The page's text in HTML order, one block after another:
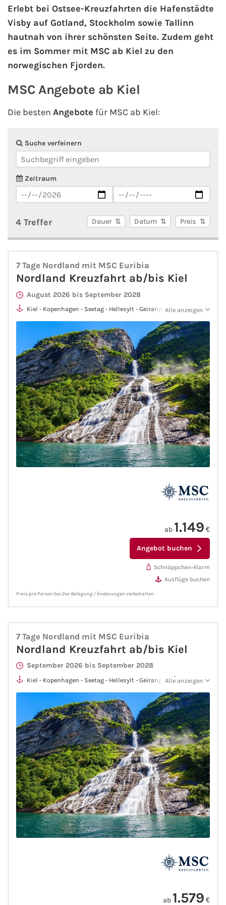
AIDA Kanaren & Madeira
AIDA Nordeuropa
AIDA Orient
AIDA Adria
Alle AIDA Häfen
Mein Schiff Reiseziele
Mein Schiff Karibik
Mein Schiff Kanaren
Mein Schiff Norwegen
Mein Schiff Mittelmeer
Mein Schiff Westeuropa
Mein Schiff Orient
Mittelmeer-Kreuzfahrt
Karibik-Kreuzfahrt
Ostsee-Kreuzfahrt
Westeuropa-Kreuzfahrt
Norwegen-Kreuzfahrt
Orient-Kreuzfahrt
Weltreise-Kreuzfahrt
Reedereien
AIDA Cruises
Erlebt bei Ostsee-Kreuzfahrten die Hafenstädte
Visby auf Gotland, Stockholm sowie Tallinn
hautnah von ihrer schönsten Seite. Zudem geht
es im Sommer mit MSC ab Kiel zu den
norwegischen Fjorden.
MSC Angebote ab Kiel
Die besten Angebote für MSC ab Kiel:
Suche verfeinern
Zeitraum
4 Treffer Dauer Datum Preis
7 Tage Nordland mit MSC Euribia
Nordland Kreuzfahrt ab/bis Kiel
August 2026 bis September 2028
Kiel - Kopenhagen - Seetag - Hellesylt - Geiranger - Molde -
Alle anzeigen
ab 1.149 €
Angebot buchen
Schnäppchen-Alarm
Ausflüge buchen
Preis pro Person bei 2er-Belegung / Änderungen vorbehalten
7 Tage Nordland mit MSC Euribia
Nordland Kreuzfahrt ab/bis Kiel
September 2026 bis September 2028
Kiel - Kopenhagen - Seetag - Hellesylt - Geiranger - Ålesund -
Alle anzeigen
ab 1.579 €